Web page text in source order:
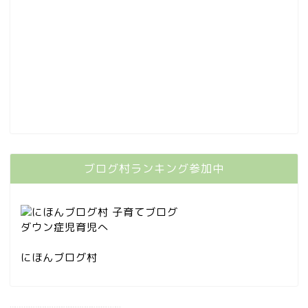
ブログ村ランキング参加中
にほんブログ村